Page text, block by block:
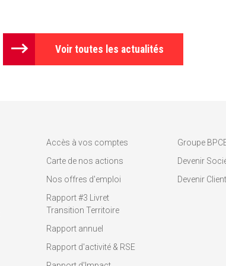
Voir toutes les actualités
Accès à vos comptes
Carte de nos actions
Nos offres d'emploi
Rapport #3 Livret
Transition Territoire
Rapport annuel
Rapport d'activité & RSE
Groupe
Devenir
Devenir Client